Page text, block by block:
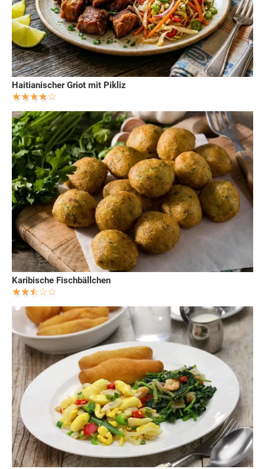
Haitianischer Griot mit Pikliz
Karibische Fischbällchen